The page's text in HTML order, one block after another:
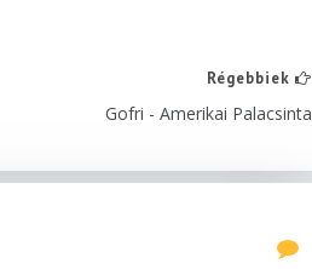
Régebbiek
Gofri - Amerikai Palacsinta